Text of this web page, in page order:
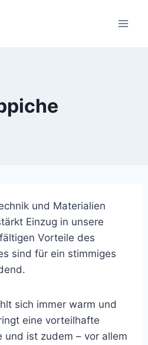
und Materialien
Einzug in unsere
Vorteile des
sind für ein stimmiges
sich immer warm und
eine vorteilhafte
und ist zudem – vor allem